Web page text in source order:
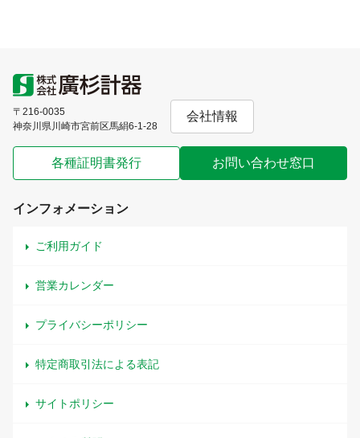
〒216-0035
神奈川県川崎市宮前区馬絹6-1-28
会社情報
各種証明書発行 お問い合わせ窓口
インフォメーション
ご利用ガイド
営業カレンダー
プライバシーポリシー
特定商取引法による表記
サイトポリシー